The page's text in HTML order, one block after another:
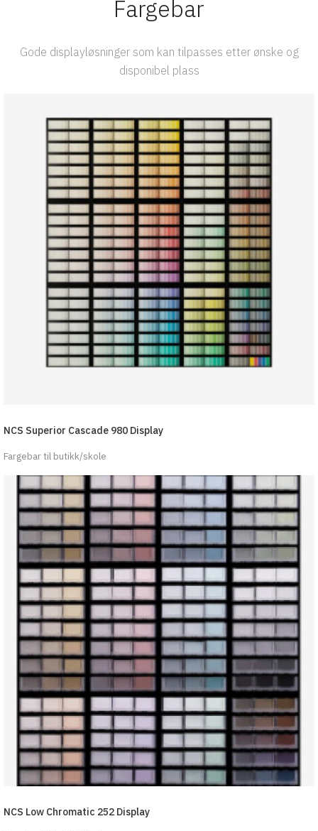
Fargebar
Gode displayløsninger som kan tilpasses etter ønske og
disponibel plass
NCS Superior Cascade 980 Display
Fargebar til butikk/skole
NCS Low Chromatic 252 Display